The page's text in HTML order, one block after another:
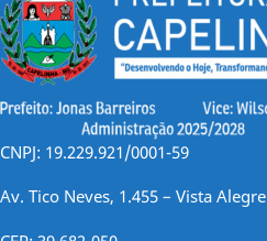
CNPJ: 19.229.921/0001-59
Av. Tico Neves, 1.455 – Vista Alegre